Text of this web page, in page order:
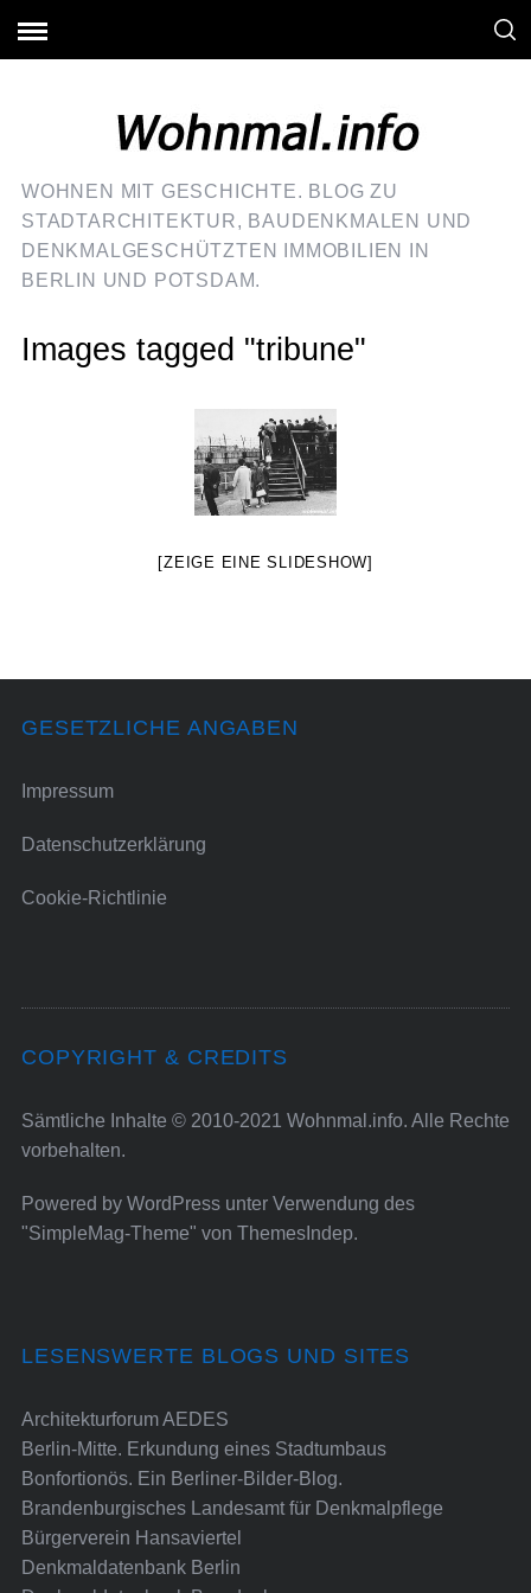
WOHNEN MIT GESCHICHTE. BLOG ZU
STADTARCHITEKTUR, BAUDENKMALEN UND
DENKMALGESCHÜTZTEN IMMOBILIEN IN
BERLIN UND POTSDAM.
Images tagged "tribune"
[ZEIGE EINE SLIDESHOW]
GESETZLICHE ANGABEN
Impressum
Datenschutzerklärung
Cookie-Richtlinie
COPYRIGHT & CREDITS
Sämtliche Inhalte © 2010-2021 Wohnmal.info. Alle Rechte
vorbehalten.
Powered by WordPressunter Verwendung des
"SimpleMag-Theme" von ThemesIndep.
LESENSWERTE BLOGS UND SITES
Architekturforum AEDES
Berlin-Mitte. Erkundung eines Stadtumbaus
Bonfortionös. Ein Berliner-Bilder-Blog.
Brandenburgisches Landesamt für Denkmalpflege
Bürgerverein Hansaviertel
Denkmaldatenbank Berlin